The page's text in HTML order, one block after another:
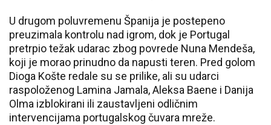
U drugom poluvremenu Španija je postepeno
preuzimala kontrolu nad igrom, dok je Portugal
pretrpio težak udarac zbog povrede Nuna Mendeša,
koji je morao prinudno da napusti teren. Pred golom
Dioga Košte redale su se prilike, ali su udarci
raspoloženog Lamina Jamala, Aleksa Baene i Danija
Olma izblokirani ili zaustavljeni odličnim
intervencijama portugalskog čuvara mreže.